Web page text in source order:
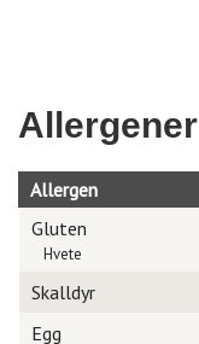
Allergener
Allergen
Gluten
Hvete
Skalldyr
Egg